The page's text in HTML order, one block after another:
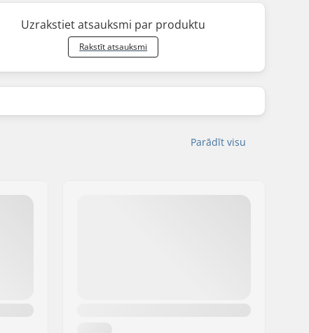
Uzrakstiet atsauksmi par produktu
Rakstīt atsauksmi
Parādīt visu